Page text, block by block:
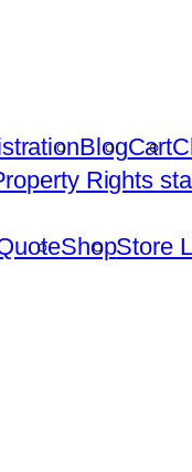
BlogCart
Rights
ShopStore